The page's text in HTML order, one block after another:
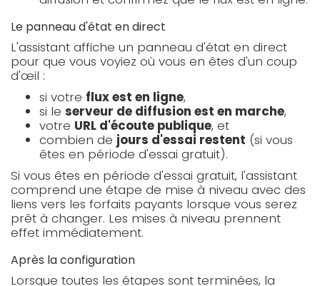
Le panneau d'état en direct
L'assistant affiche un panneau d'état en direct
pour que vous voyiez où vous en êtes d'un coup
d'œil :
si votre flux est en ligne,
si le serveur de diffusion est en marche,
votre URL d'écoute publique, et
combien de jours d'essai restent (si vous
êtes en période d'essai gratuit).
Si vous êtes en période d'essai gratuit, l'assistant
comprend une étape de mise à niveau avec des
liens vers les forfaits payants lorsque vous serez
prêt à changer. Les mises à niveau prennent
effet immédiatement.
Après la configuration
Lorsque toutes les étapes sont terminées, la